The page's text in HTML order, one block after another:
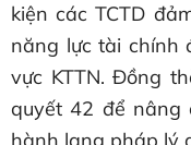
kiện các TCTD
năng lực tài chính
vực KTTN. Đồng
quyết 42 để nâng